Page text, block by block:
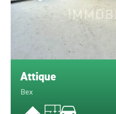
Attique
Bex